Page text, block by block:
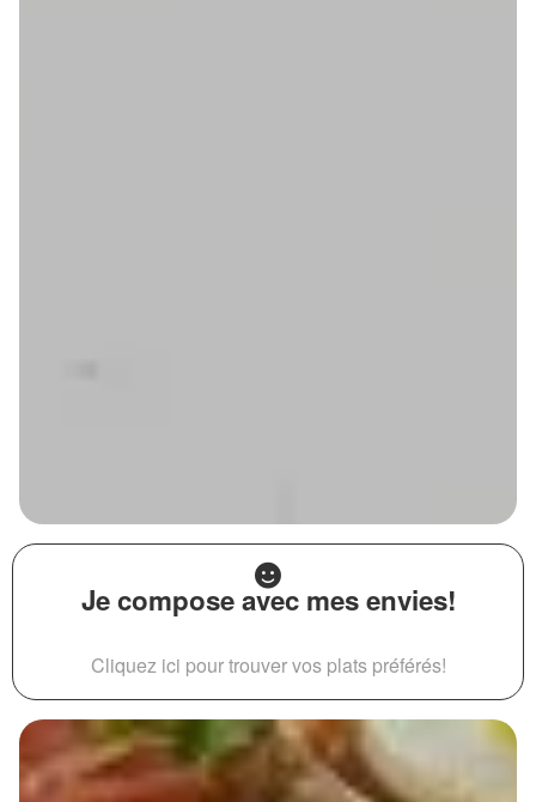
Je compose avec mes envies!
Cliquez ici pour trouver vos plats préférés!